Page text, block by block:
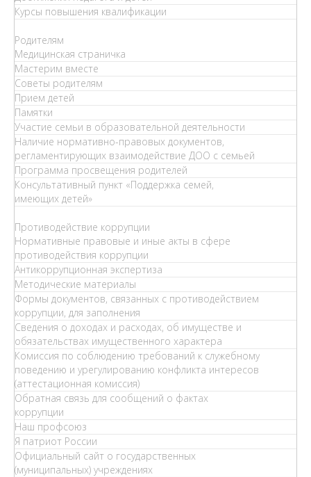
Курсы повышения квалификации
Родителям
Медицинская страничка
Мастерим вместе
Советы родителям
Прием детей
Памятки
Участие семьи в образовательной деятельности
Наличие нормативно-правовых документов,
регламентирующих взаимодействие ДОО с семьей
Программа просвещения родителей
Консультативный пункт «Поддержка семей,
имеющих детей»
Противодействие коррупции
Нормативные правовые и иные акты в сфере
противодействия коррупции
Антикоррупционная экспертиза
Методические материалы
Формы документов, связанных с противодействием
коррупции, для заполнения
Сведения о доходах и расходах, об имуществе и
обязательствах имущественного характера
Комиссия по соблюдению требований к служебному
поведению и урегулированию конфликта интересов
(аттестационная комиссия)
Обратная связь для сообщений о фактах
коррупции
Наш профсоюз
Я патриот России
Официальный сайт о государственных
(муниципальных) учреждениях